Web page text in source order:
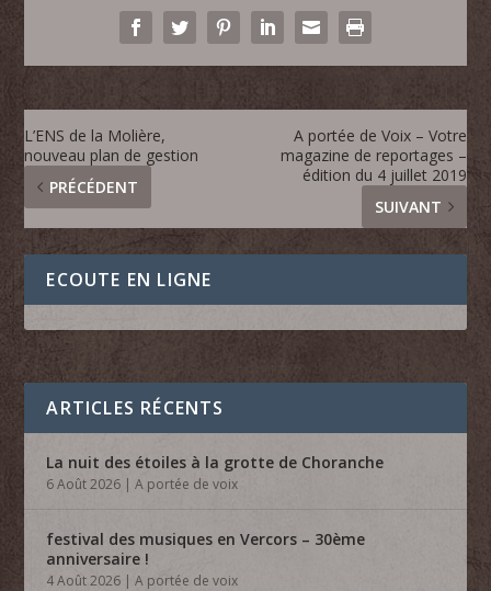
L’ENS de la Molière,
nouveau plan de gestion
PRÉCÉDENT
A portée de Voix – Votre
magazine de reportages –
édition du 4 juillet 2019
SUIVANT
ECOUTE EN LIGNE
ARTICLES RÉCENTS
La nuit des étoiles à la grotte de Choranche
6 Août 2026 |A portée de voix
festival des musiques en Vercors – 30ème
anniversaire !
4 Août 2026 |A portée de voix